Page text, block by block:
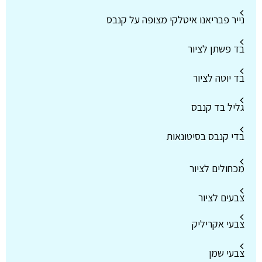
נייר פבריאנו איטלקי מצופה על קנבס
בד פשתן לציור
בד יוטה לציור
גליל בד קנבס
בדי קנבס בסיטונאות
מכחולים לציור
צבעים לציור
צבעי אקריליק
צבעי שמן